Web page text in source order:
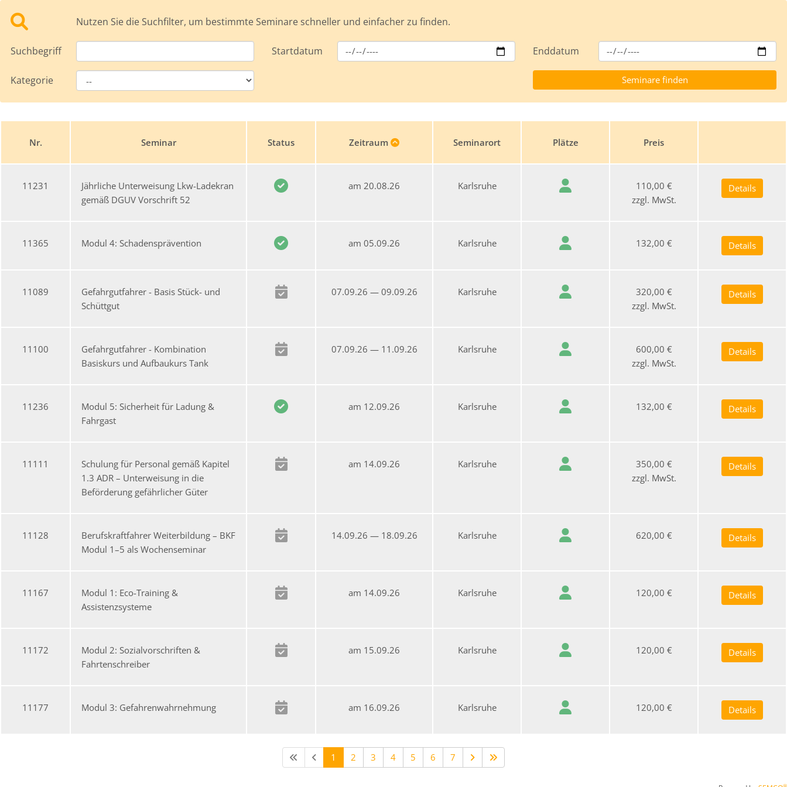
Nutzen Sie die Suchfilter, um bestimmte Seminare schneller und einfacher zu finden.
Suchbegriff Startdatum Enddatum
Kategorie
Nr. Seminar Status Zeitraum Seminarort Plätze Preis
11231
Jährliche Unterweisung Lkw-Ladekran
gemäß DGUV Vorschrift 52
am 20.08.26 Karlsruhe
110,00 €
zzgl. MwSt.
Details
11365 Modul 4: Schadensprävention am 05.09.26 Karlsruhe 132,00 € Details
11089
Gefahrgutfahrer - Basis Stück- und
Schüttgut
07.09.26 — 09.09.26 Karlsruhe
320,00 €
zzgl. MwSt.
Details
11100
Gefahrgutfahrer - Kombination
Basiskurs und Aufbaukurs Tank
07.09.26 — 11.09.26 Karlsruhe
600,00 €
zzgl. MwSt.
Details
11236
Modul 5: Sicherheit für Ladung &
Fahrgast
am 12.09.26 Karlsruhe 132,00 € Details
11111
Schulung für Personal gemäß Kapitel
1.3 ADR – Unterweisung in die
Beförderung gefährlicher Güter
am 14.09.26 Karlsruhe
350,00 €
zzgl. MwSt.
Details
11128
Berufskraftfahrer Weiterbildung – BKF
Modul 1–5 als Wochenseminar
14.09.26 — 18.09.26 Karlsruhe 620,00 € Details
11167
Modul 1: Eco-Training &
Assistenzsysteme
am 14.09.26 Karlsruhe 120,00 € Details
11172
Modul 2: Sozialvorschriften &
Fahrtenschreiber
am 15.09.26 Karlsruhe 120,00 € Details
11177 Modul 3: Gefahrenwahrnehmung am 16.09.26 Karlsruhe 120,00 € Details
1 2 3 4 5 6 7